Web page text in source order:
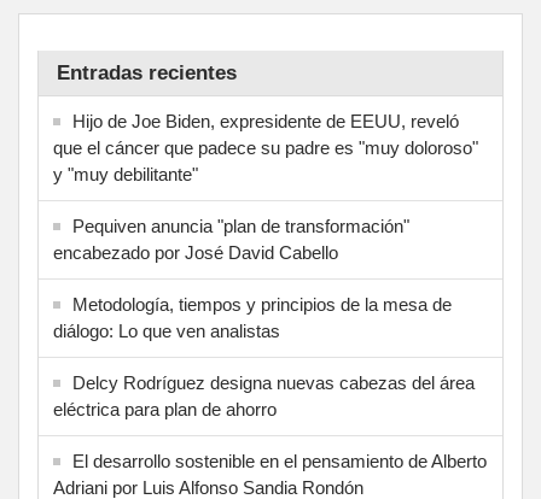
Entradas recientes
Hijo de Joe Biden, expresidente de EEUU, reveló
que el cáncer que padece su padre es "muy doloroso"
y "muy debilitante"
Pequiven anuncia "plan de transformación"
encabezado por José David Cabello
Metodología, tiempos y principios de la mesa de
diálogo: Lo que ven analistas
Delcy Rodríguez designa nuevas cabezas del área
eléctrica para plan de ahorro
El desarrollo sostenible en el pensamiento de Alberto
Adriani por Luis Alfonso Sandia Rondón